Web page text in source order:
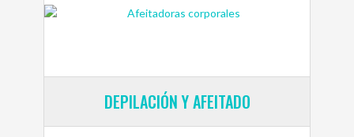
DEPILACIÓN Y AFEITADO